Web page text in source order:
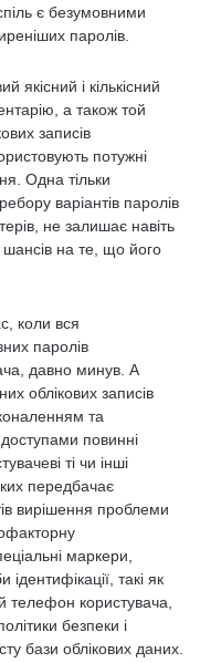
є безумовними
паролів.
якісний і кількісний
а також той
записів
потужні
Одна тільки
варіантів паролів
не залишає навіть
на те, що його
коли вся
паролів
давно минув. А
облікових записів
та
повинні
ті чи інші
передбачає
вирішення проблеми
маркери,
такі як
телефон користувача,
безпеки і
бази облікових даних.